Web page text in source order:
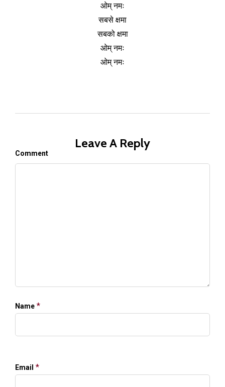
ओम् नमः
सबसे क्षमा
सबको क्षमा
ओम् नमः
ओम् नमः
Leave A Reply
Comment
Name *
Email *